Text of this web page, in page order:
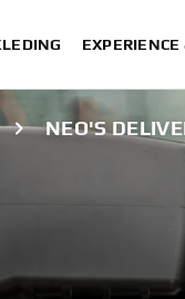
EXPERIENCE
NEO'S